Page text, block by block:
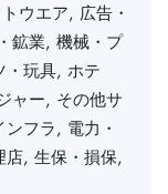
ウエア, 広告・
鉱業, 機械・プ
・玩具, ホテ
ャー, その他サ
フラ, 電力・
店, 生保・損保,